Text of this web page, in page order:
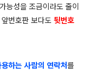
능성을 조금이라도 줄이
번호판 보다도 뒷번호
하는 사람의 연락처를